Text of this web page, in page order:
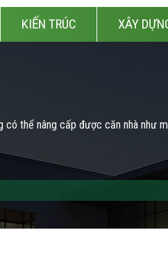
KIẾN TRÚC XÂY
có thể nâng cấp được căn nhà